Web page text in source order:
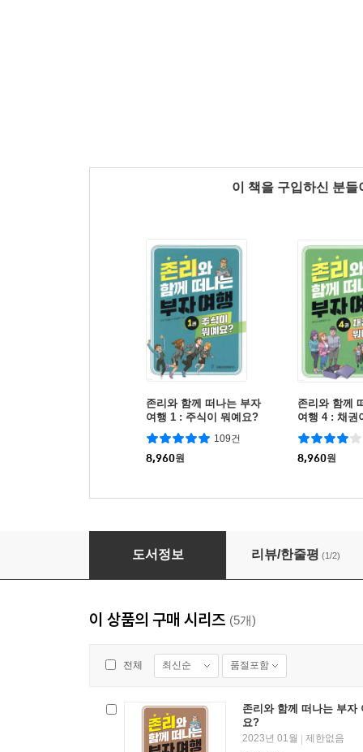
이 책을 구입하신 분
존리와 함께 떠나는 부자
여행 1 : 주식이 뭐예요?
109건
8,960원
존리와 함께
여행 4 : 채권
8,960원
존리와 함께 떠나는 부자 여행 5 : ETF가 뭐예요
도서정보 리뷰/한줄평 (1/2)
이 상품의 구매 시리즈 (5개)
전체 최신순 품절포함
존리와 함께 떠나는 부자
요?
2023년 01월 | 제한없음